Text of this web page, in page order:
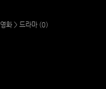
영화 > 드라마 (0)